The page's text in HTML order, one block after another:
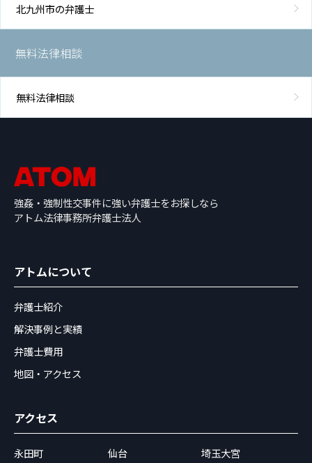
北九州市の弁護士
無料法律相談
無料法律相談
強姦・強制性交事件に強い弁護士をお探しなら
アトム法律事務所弁護士法人
アトムについて
弁護士紹介
解決事例と実績
弁護士費用
地図・アクセス
アクセス
永田町 仙台
埼玉大宮